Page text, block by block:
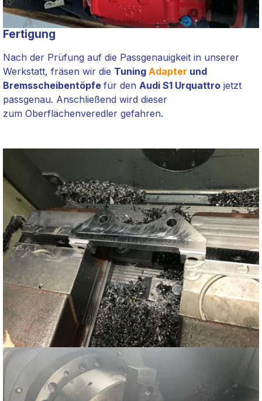
Fertigung
Nach der Prüfung auf die Passgenauigkeit in unserer
Werkstatt, fräsen wir die Tuning Adapter und
Bremsscheibentöpfe für den Audi S1 Urquattro jetzt
passgenau. Anschließend wird dieser
zum Oberflächenveredler gefahren.